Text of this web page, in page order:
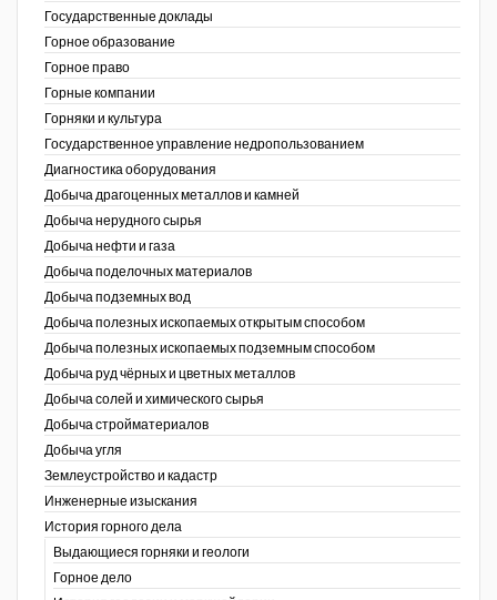
Государственные доклады
Горное образование
Горное право
Горные компании
Горняки и культура
Государственное управление недропользованием
Диагностика оборудования
Добыча драгоценных металлов и камней
Добыча нерудного сырья
Добыча нефти и газа
Добыча поделочных материалов
Добыча подземных вод
Добыча полезных ископаемых открытым способом
Добыча полезных ископаемых подземным способом
Добыча руд чёрных и цветных металлов
Добыча солей и химического сырья
Добыча стройматериалов
Добыча угля
Землеустройство и кадастр
Инженерные изыскания
История горного дела
Выдающиеся горняки и геологи
Горное дело
Стандарт качества
Сфера. Нефть и газ
Уголь
Уголь Кузбасса
Химагрегаты
Электроэнергия. Передача и
распределение
Coal People Magazine
PWC